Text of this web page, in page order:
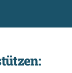
tützen: